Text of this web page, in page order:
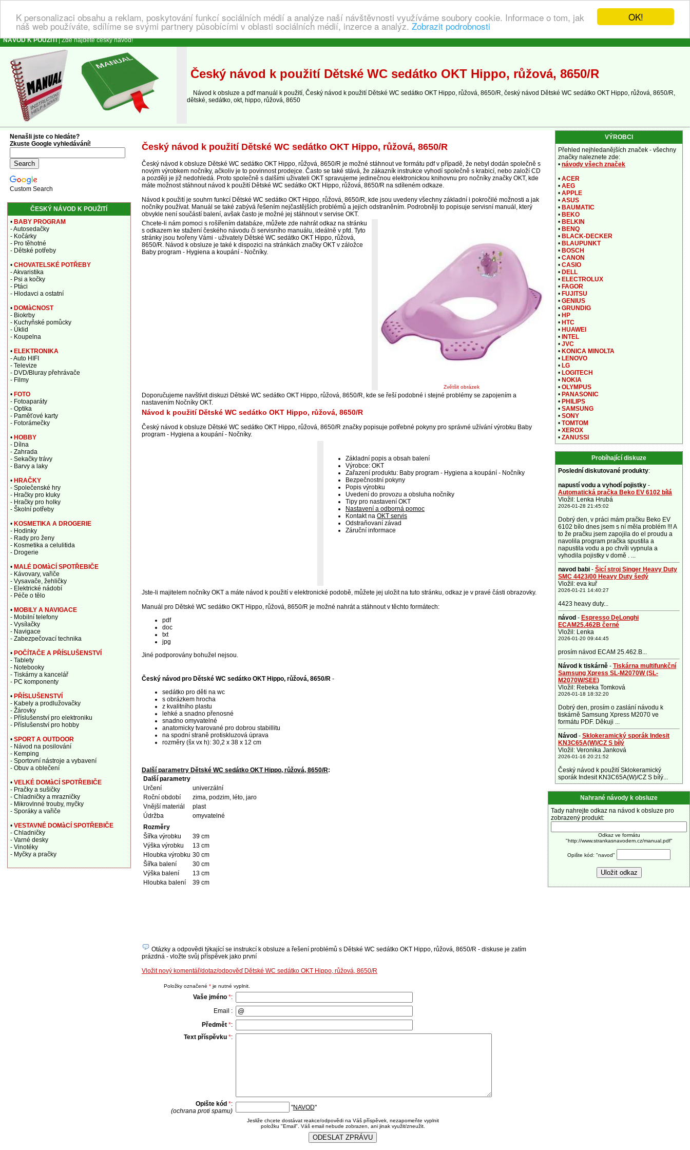
OK!
K personalizaci obsahu a reklam, poskytování funkcí sociálních médií a analýze naší návštěvnosti využíváme soubory cookie. Informace o tom, jak
náš web používáte, sdílíme se svými partnery působícími v oblasti sociálních médií, inzerce a analýz. Zobrazit podrobnosti
NÁVOD K POUŽITÍ| Zde najdete český návod!
Český návod k použití Dětské WC sedátko OKT Hippo, růžová, 8650/R
Návod k obsluze a pdf manuál k použití, Český návod k použití Dětské WC sedátko OKT Hippo, růžová, 8650/R, český návod Dětské WC sedátko OKT Hippo, růžová, 8650/R,
dětské, sedátko, okt, hippo, růžová, 8650
Český návod k použití Dětské WC sedátko OKT Hippo, růžová, 8650/R
Český návod k obsluze Dětské WC sedátko OKT Hippo, růžová, 8650/R je možné stáhnout ve formátu pdf v případě, že nebyl dodán společně s
novým výrobkem nočníky, ačkoliv je to povinnost prodejce. Často se také stává, že zákazník instrukce vyhodí společně s krabicí, nebo založí CD
a později je již nedohledá. Proto společně s dalšími uživateli OKT spravujeme jedinečnou elektronickou knihovnu pro nočníky značky OKT, kde
máte možnost stáhnout návod k použití Dětské WC sedátko OKT Hippo, růžová, 8650/R na sdíleném odkaze.
Návod k použití je souhrn funkcí Dětské WC sedátko OKT Hippo, růžová, 8650/R, kde jsou uvedeny všechny základní i pokročilé možnosti a jak
nočníky používat. Manuál se také zabývá řešením nejčastějších problémů a jejich odstraněním. Podrobněji to popisuje servisní manuál, který
obvykle není součástí balení, avšak často je možné jej stáhnout v servise OKT.
Chcete-li nám pomoci s rošířením databáze, můžete zde nahrát odkaz na stránku
s odkazem ke stažení českého návodu či servisního manuálu, ideálně v pfd. Tyto
stránky jsou tvořeny Vámi - uživately Dětské WC sedátko OKT Hippo, růžová,
8650/R. Návod k obsluze je také k dispozici na stránkách značky OKT v záložce
Baby program - Hygiena a koupání - Nočníky.
Zvětšit obrázek
Doporučujeme navštívit diskuzi Dětské WC sedátko OKT Hippo, růžová, 8650/R, kde se řeší podobné i stejné problémy se zapojením a
nastavením Nočníky OKT.
Návod k použití Dětské WC sedátko OKT Hippo, růžová, 8650/R
Český návod k obsluze Dětské WC sedátko OKT Hippo, růžová, 8650/R značky popisuje potřebné pokyny pro správné užívání výrobku Baby
program - Hygiena a koupání - Nočníky.
Základní popis a obsah balení
Výrobce: OKT
Zařazení produktu: Baby program - Hygiena a koupání - Nočníky
Bezpečnostní pokyny
Popis výrobku
Uvedení do provozu a obsluha nočníky
Tipy pro nastavení OKT
Nastavení a odborná pomoc
Kontakt na OKT servis
Odstraňovaní závad
Záruční informace
Jste-li majitelem nočníky OKT a máte návod k použití v elektronické podobě, můžete jej uložit na tuto stránku, odkaz je v pravé části obrazovky.
Manuál pro Dětské WC sedátko OKT Hippo, růžová, 8650/R je možné nahrát a stáhnout v těchto formátech:
pdf
doc
txt
jpg
Jiné podporovány bohužel nejsou.
Český návod pro Dětské WC sedátko OKT Hippo, růžová, 8650/R -
sedátko pro děti na wc
s obrázkem hrocha
z kvalitního plastu
lehké a snadno přenosné
snadno omyvatelné
anatomicky tvarované pro dobrou stabillitu
na spodní straně protiskluzová úprava
rozměry (šx vx h): 30,2 x 38 x 12 cm
Další parametry Dětské WC sedátko OKT Hippo, růžová, 8650/R:
Další parametry
Určení
univerzální
Roční období
zima, podzim, léto, jaro
Vnější materiál
plast
Údržba
omyvatelné
Rozměry
Šířka výrobku
39 cm
Výška výrobku
13 cm
Hloubka výrobku 30 cm
Šířka balení
30 cm
Výška balení
13 cm
Hloubka balení
39 cm
Otázky a odpovědi týkající se instrukcí k obsluze a řešení problémů s Dětské WC sedátko OKT Hippo, růžová, 8650/R - diskuse je zatím
prázdná - vložte svůj příspěvek jako první
Vložit nový komentář/dotaz/odpověď Dětské WC sedátko OKT Hippo, růžová, 8650/R
Položky označené *je nutné vyplnit.
Vaše jméno *:
Email :
Předmět *:
Text příspěvku *:
Opište kód *:
(ochrana proti spamu)
"NAVOD"
Jesliže chcete dostávat reakce/odpovědi na Váš příspěvek, nezapomeňte vyplnit
položku "Email". Váš email nebude zobrazen, ani jinak využit/zneužit.
Nenašli jste co hledáte?
Zkuste Google vyhledávání!
Custom Search
ČESKÝ NÁVOD K POUŽITÍ
• BABY PROGRAM
- Autosedačky
- Kočárky
- Pro těhotné
- Dětské potřeby
• CHOVATELSKÉ POTŘEBY
- Akvaristika
- Psi a kočky
- Ptáci
- Hlodavci a ostatní
• DOMàCNOST
- Biokrby
- Kuchyňské pomůcky
- Úklid
- Koupelna
• ELEKTRONIKA
- Auto HIFI
- Televize
- DVD/Bluray přehrávače
- Filmy
• FOTO
- Fotoaparáty
- Optika
- Paměťové karty
- Fotorámečky
• HOBBY
- Dílna
- Zahrada
- Sekačky trávy
- Barvy a laky
• HRAČKY
- Společenské hry
- Hračky pro kluky
- Hračky pro holky
- Školní potřeby
• KOSMETIKA A DROGERIE
- Hodinky
- Rady pro ženy
- Kosmetika a celulitida
- Drogerie
• MALÉ DOMàCÍ SPOTŘEBIČE
- Kávovary, vařiče
- Vysavače, žehličky
- Elektrické nádobí
- Péče o tělo
• MOBILY A NAVIGACE
- Mobilní telefony
- Vysílačky
- Navigace
- Zabezpečovací technika
• POČÍTAČE A PŘÍSLUŠENSTVÍ
- Tablety
- Notebooky
- Tiskárny a kancelář
- PC komponenty
• PŘÍSLUŠENSTVÍ
- Kabely a prodlužovačky
- Žárovky
- Příslušenství pro elektroniku
- Příslušenství pro hobby
• SPORT A OUTDOOR
- Návod na posilování
- Kemping
- Sportovní nástroje a vybavení
- Obuv a oblečení
• VELKÉ DOMàCÍ SPOTŘEBIČE
- Pračky a sušičky
- Chladničky a mrazničky
- Mikrovlnné trouby, myčky
- Sporáky a vařiče
• VESTAVNÉ DOMàCÍ SPOTŘEBIČE
- Chladničky
- Varné desky
- Vinotéky
- Myčky a pračky
VÝROBCI
Přehled nejhledanějších značek - všechny
značky naleznete zde:
• návody všech značek
• ACER
• AEG
• APPLE
• ASUS
• BAUMATIC
• BEKO
• BELKIN
• BENQ
• BLACK-DECKER
• BLAUPUNKT
• BOSCH
• CANON
• CASIO
• DELL
• ELECTROLUX
• FAGOR
• FUJITSU
• GENIUS
• GRUNDIG
• HP
• HTC
• HUAWEI
• INTEL
• JVC
• KONICA MINOLTA
• LENOVO
• LG
• LOGITECH
• NOKIA
• OLYMPUS
• PANASONIC
• PHILIPS
• SAMSUNG
• SONY
• TOMTOM
• XEROX
• ZANUSSI
Probíhající diskuze
Poslední diskutované produkty:
napustí vodu a vyhodí pojistky -
Automatická pračka Beko EV 6102 bílá
Vložil: Lenka Hrubá
2026-01-28 21:45:02
Dobrý den, v práci mám pračku Beko EV
6102 bílo dnes jsem s ní měla problém !!! A
to že pračku jsem zapojila do el proudu a
navolila program pračka spustila a
napustila vodu a po chvíli vypnula a
vyhodila pojistky v domě . ...
navod babi - Šicí stroj Singer Heavy Duty
SMC 4423/00 Heavy Duty šedý
Vložil: eva kuř
2026-01-21 14:40:27
4423 heavy duty...
návod - Espresso DeLonghi
ECAM25.462B černé
Vložil: Lenka
2026-01-20 09:44:45
prosím návod ECAM 25.462.B...
Návod k tiskárně - Tiskárna multifunkční
Samsung Xpress SL-M2070W (SL-
M2070W/SEE)
Vložil: Rebeka Tomková
2026-01-18 18:32:20
Dobrý den, prosím o zaslání návodu k
tiskárně Samsung Xpress M2070 ve
formátu PDF. Děkuji ...
Návod - Sklokeramický sporák Indesit
KN3C65A(W)/CZ S bílý
Vložil: Veronika Janková
2026-01-16 20:21:52
Český návod k použití Sklokeramický
sporák Indesit KN3C65A(W)/CZ S bílý...
Nahrané návody k obsluze
Tady nahrejte odkaz na návod k obsluze pro
zobrazený produkt:
Odkaz ve formátu
"http://www.strankasnavodem.cz/manual.pdf"
Opište kód: "navod"